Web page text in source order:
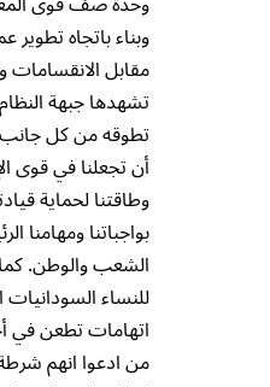
وبناء باتجاه تطوير
مقابل الانقسامات
تشهدها جبهة
تطوقه من كل جانب.
أن تجعلنا في قوى
وطاقتنا لحماية
بواجباتنا
الشعب والوطن.
للنساء
اتهامات تطعن في
من ادعوا انهم